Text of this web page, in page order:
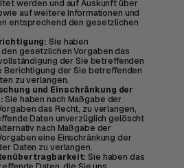
werden und auf Auskunft über
auf weitere Informationen und
entsprechend den gesetzlichen
Sie haben
gesetzlichen Vorgaben das
der Sie betreffenden
Berichtigung der Sie betreffenden
zu verlangen.
und Einschränkung der
Sie haben nach Maßgabe der
das Recht, zu verlangen,
Daten unverzüglich gelöscht
nach Maßgabe der
eine Einschränkung der
Daten zu verlangen.
Sie haben das